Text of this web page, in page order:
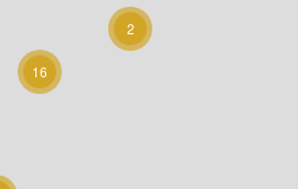
2
16